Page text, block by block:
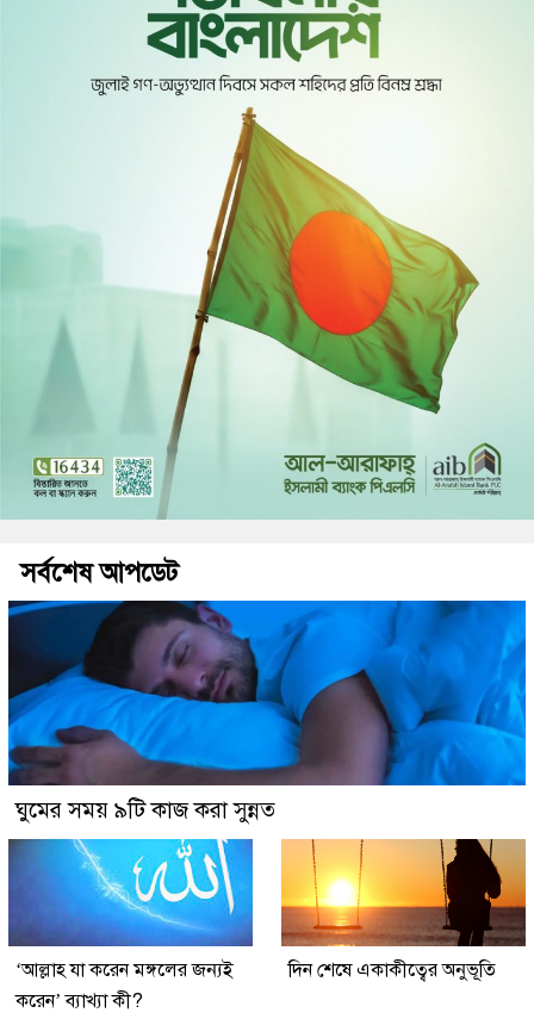
সর্বশেষ আপডেট
ঘুমের সময় ৯টি কাজ করা সুন্নত
‘আল্লাহ যা করেন মঙ্গলের জন্যই
করেন’ ব্যাখ্যা কী?
দিন শেষে একাকীত্বের অনুভূতি